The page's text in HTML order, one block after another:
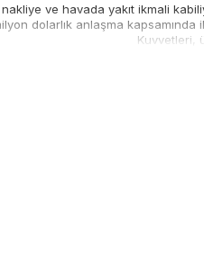
ve havada yakıt ikmali
dolarlık anlaşma
Kuvvetleri,